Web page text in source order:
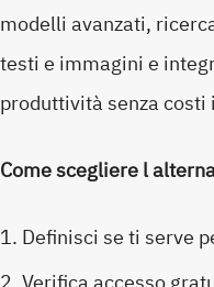
modelli avanzati,
testi e immagini e
produttività senza costi
Come scegliere l
Definisci se ti serve